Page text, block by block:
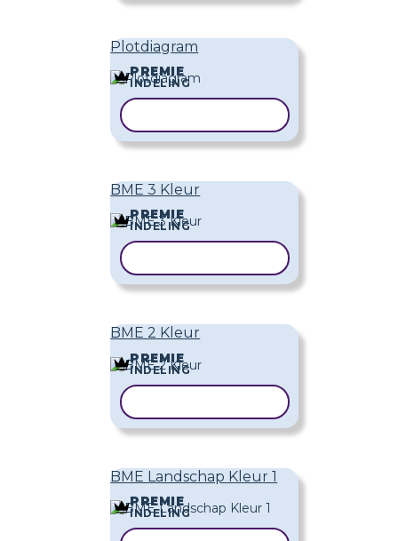
Plotdiagram
PREMIE
INDELING
BME 3 Kleur
PREMIE
INDELING
BME 2 Kleur
PREMIE
INDELING
BME Landschap Kleur 1
PREMIE
INDELING